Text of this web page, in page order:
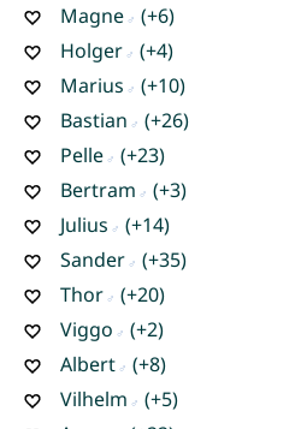
Magne
(+6)
Holger
(+4)
Marius
(+10)
Bastian
(+26)
Pelle
(+23)
Bertram
(+3)
Julius
(+14)
Sander
(+35)
Thor
(+20)
Viggo
(+2)
Albert
(+8)
Vilhelm
(+5)